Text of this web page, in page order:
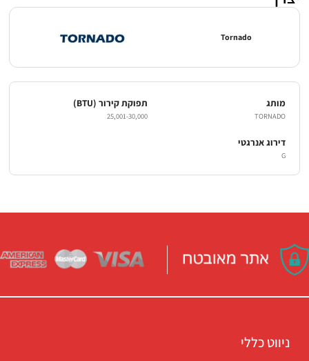
Tornado
מותג
TORNADO
תפוקת קירור (BTU)
25,001-30,000
דירוג אנרגטי
G
ניווט כללי